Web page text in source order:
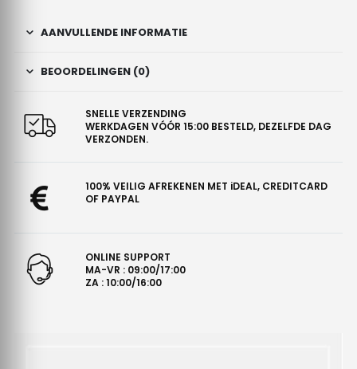
AANVULLENDE INFORMATIE
BEOORDELINGEN (0)
SNELLE VERZENDING
WERKDAGEN VÓÓR 15:00 BESTELD, DEZELFDE DAG
VERZONDEN.
100% VEILIG AFREKENEN MET iDEAL, CREDITCARD
OF PAYPAL
ONLINE SUPPORT
MA-VR : 09:00/17:00
ZA : 10:00/16:00